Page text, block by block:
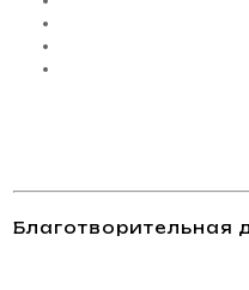
Благотворительная